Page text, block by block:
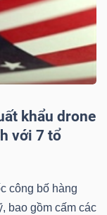
khẩu drone
với 7 tổ
công bố hàng
bao gồm cấm các